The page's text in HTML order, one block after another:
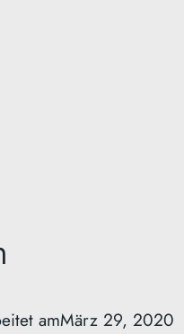
amMärz 29, 2020